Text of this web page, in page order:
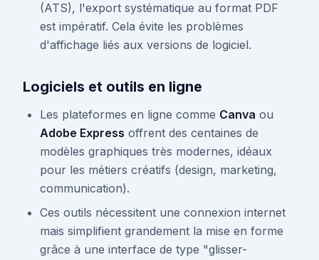
(ATS), l'export systématique au format PDF
est impératif. Cela évite les problèmes
d'affichage liés aux versions de logiciel.
Logiciels et outils en ligne
Les plateformes en ligne comme Canva ou
Adobe Express offrent des centaines de
modèles graphiques très modernes, idéaux
pour les métiers créatifs (design, marketing,
communication).
Ces outils nécessitent une connexion internet
mais simplifient grandement la mise en forme
grâce à une interface de type "glisser-